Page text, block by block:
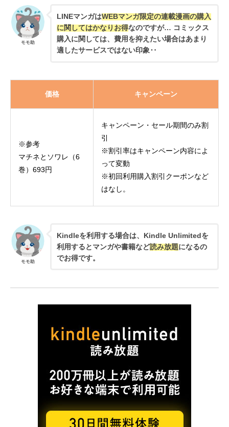
モモ助
LINEマンガはWEBマンガ限定の連載漫画の購入
に関してはかなりお得なのですが… コミックス
購入に関しては、費用を抑えたい場合はあまり
適したサービスではない印象‥
価格 キャンペーン
※参考
マチネとソワレ（6
巻）693円
キャンペーン・セール期間のみ割
引
※割引率はキャンペーン内容によ
って変動
※初回利用購入割引クーポンなど
はなし。
モモ助
Kindleを利用する場合は、Kindle Unlimitedを
利用するとマンガや書籍など読み放題になるの
でお得です。